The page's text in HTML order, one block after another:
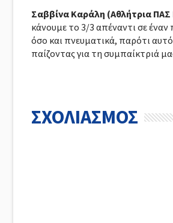
Σαββίνα Καράλη (Αθλήτρια ΠΑΣ
κάνουμε το 3/3 απέναντι σε
όσο και πνευματικά, παρότι
παίζοντας για τη συμπαίκτριά
ΣΧΟΛΙΑΣΜΟΣ